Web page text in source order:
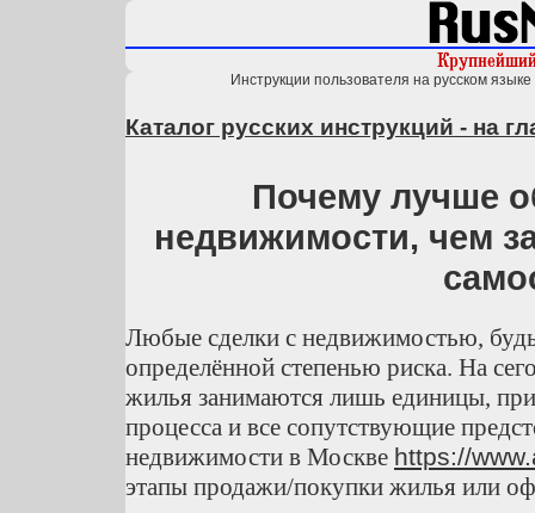
Инструкции пользователя на русском
Каталог русских инструкций - на
Почему лучше
недвижимости, чем
Любые сделки с недвижимостью,
определённой степенью риска. На
жилья занимаются лишь единицы,
процесса и все сопутствующие
недвижимости в Москве https://
этапы продажи/покупки жилья или